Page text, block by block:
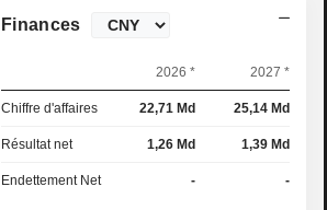
Finances
2026 * 2027 *
Chiffre d'affaires 22,71 Md 25,14 Md
Résultat net 1,26 Md 1,39 Md
Endettement Net - -